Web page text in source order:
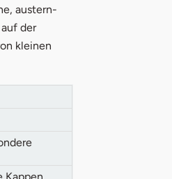
austern-
der
kleinen